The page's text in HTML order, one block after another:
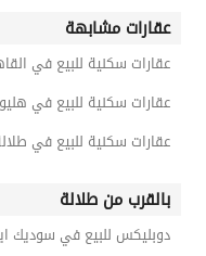
عقارات مشابهة
عقارات سكنية للبيع في
عقارات سكنية للبيع في
عقارات سكنية للبيع في
بالقرب من طلالة
دوبليكس للبيع في سوديك